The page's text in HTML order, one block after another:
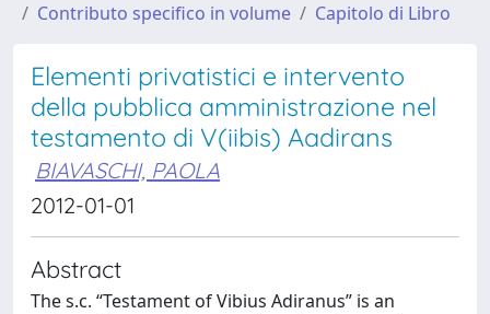
Contributo specifico in volume
Capitolo di Libro
Elementi privatistici e intervento
della pubblica amministrazione nel
testamento di V(iibis) Aadirans
BIAVASCHI, PAOLA
2012-01-01
Abstract
The s.c. “Testament of Vibius Adiranus” is an